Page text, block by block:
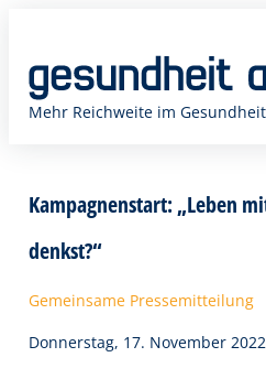
springen
Mehr Reichweite im
Kampagnenstart: „Leben
denkst?“
Gemeinsame Pressemitteilung
Donnerstag, 17. November